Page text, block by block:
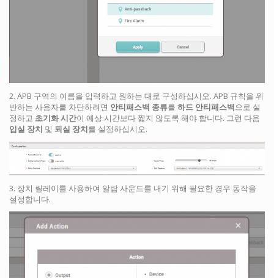
2. APB 구역의 이름을 입력하고 원하는 대로 구성하십시오. APB 규칙을 위
반하는 사용자를 차단하려면 안티패스백 종류를 하드 안티패스백으로 설
정하고 초기화 시간이 예상 시간보다 짧지 않도록 해야 합니다. 그런 다음
입실 장치 및 퇴실 장치를 설정하십시오.
3. 장치 릴레이를 사용하여 알람 사운드를 내기 위해 필요한 경우 동작을
설정합니다.